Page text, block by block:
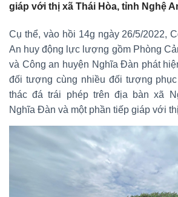
giáp với thị xã Thái Hòa, tỉnh Nghệ
Cụ thể, vào hồi 14g ngày 26/5/2022,
An huy động lực lượng gồm Phòng
và Công an huyện Nghĩa Đàn phát
đối tượng cùng nhiều đối tượng
thác đá trái phép trên địa bàn xã
Nghĩa Đàn và một phần tiếp giáp với